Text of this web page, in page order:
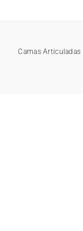
Camas Articuladas